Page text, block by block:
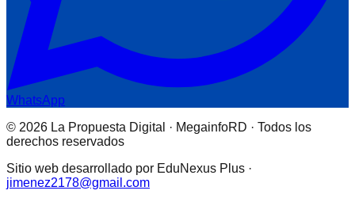
WhatsApp
© 2026 La Propuesta Digital · MegainfoRD · Todos los
derechos reservados
Sitio web desarrollado por EduNexus Plus ·
jimenez2178@gmail.com